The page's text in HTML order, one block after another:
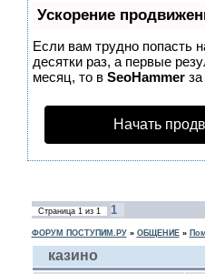
Ускорение
Если вам трудно попасть
десятки раз, а первые
месяц, то в SeoHammer
Начать
Страница 1из 1 1
ФОРУМ ПОСТУПИМ.РУ» ОБЩЕНИЕ»
казино